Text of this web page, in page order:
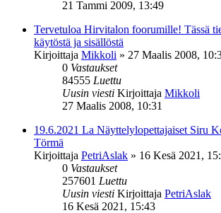
21 Tammi 2009, 13:49
Tervetuloa Hirvitalon foorumille! Tässä
käytöstä ja sisällöstä
Kirjoittaja Mikkoli » 27 Maalis 2008,
0 Vastaukset
84555 Luettu
Uusin viesti Kirjoittaja Mikkoli
27 Maalis 2008, 10:31
19.6.2021 La Näyttelylopettajaiset Siru
Törmä
Kirjoittaja PetriAslak » 16 Kesä 2021,
0 Vastaukset
257601 Luettu
Uusin viesti Kirjoittaja PetriAslak
16 Kesä 2021, 15:43